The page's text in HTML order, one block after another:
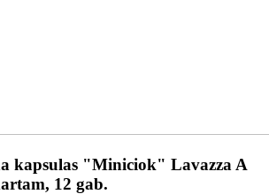
kapsulas "Miniciok" Lavazza A
12 gab.